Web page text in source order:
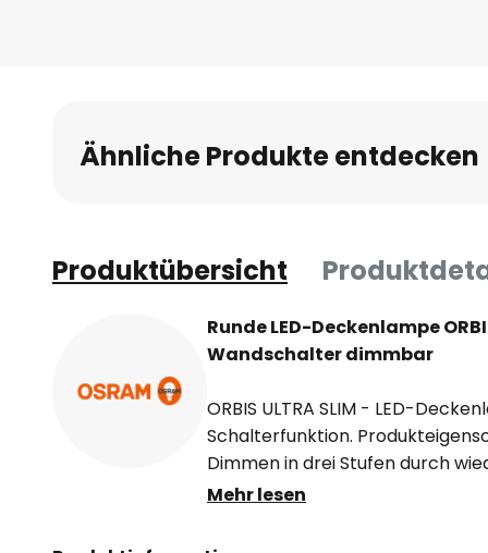
Ähnliche Produkte entdecken
Produktübersicht
Runde LED-Deckenlampe
Wandschalter dimmbar
ORBIS ULTRA SLIM - LED-
Schalterfunktion.
Dimmen in drei Stufen durch
Produktvorteile: Sehr schlanke
Wohnbereiche (Wohnzimmer,
Mehr lesen